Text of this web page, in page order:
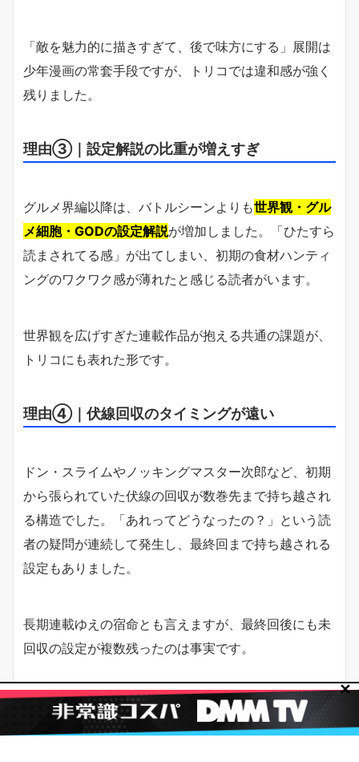
「敵を魅力的に描きすぎて、後で味方にする」展開は
少年漫画の常套手段ですが、トリコでは違和感が強く
残りました。
理由③｜設定解説の比重が増えすぎ
グルメ界編以降は、バトルシーンよりも世界観・グル
メ細胞・GODの設定解説が増加しました。「ひたすら
読まされてる感」が出てしまい、初期の食材ハンティ
ングのワクワク感が薄れたと感じる読者がいます。
世界観を広げすぎた連載作品が抱える共通の課題が、
トリコにも表れた形です。
理由④｜伏線回収のタイミングが遠い
ドン・スライムやノッキングマスター次郎など、初期
から張られていた伏線の回収が数巻先まで持ち越され
る構造でした。「あれってどうなったの？」という読
者の疑問が連続して発生し、最終回まで持ち越される
設定もありました。
長期連載ゆえの宿命とも言えますが、最終回後にも未
回収の設定が複数残ったのは事実です。
理由⑤｜リンや小松の行方が描かれない
✕